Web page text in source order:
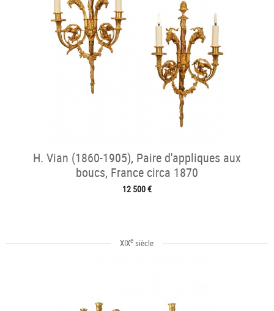
H. Vian (1860-1905), Paire d'appliques aux
boucs, France circa 1870
12 500 €
XIXe siècle